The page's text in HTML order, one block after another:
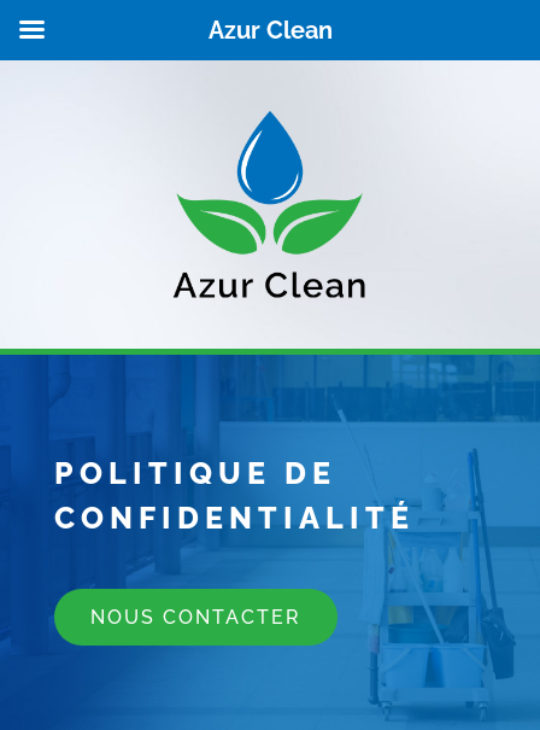
POLITIQUE DE
CONFIDENTIALITÉ
NOUS CONTACTER
Azur Clean